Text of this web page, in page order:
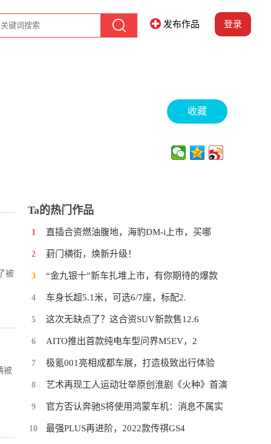
发布作品 登录
收藏
被
被
Ta的热门作品
1 直插合资燃油腹地，海豹DM-i上市，买哪
2 葑门横街，焕新升级！
3 “金九银十”新车扎堆上市，有你期待的爆款
4 车身长超5.1米，可选6/7座，标配2.
5 这次无缺点了？这合资SUV新款售12.6
6 AITO推出首款纯电车型问界M5EV，2
7 极氪001亮相成都车展，打造极致出行体验
8 艺术再现工人运动壮举原创淮剧《火种》首演
9 官方否认奔驰S将使用鸿蒙车机：消息不属实
10 最强PLUS再进阶，2022款传祺GS4